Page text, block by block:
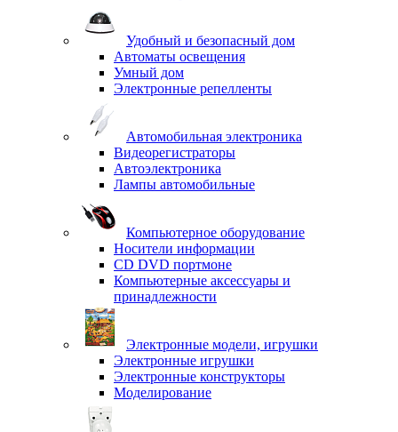
Удобный и безопасный дом
Автоматы освещения
Умный дом
Электронные репелленты
Автомобильная электроника
Видеорегистраторы
Автоэлектроника
Лампы автомобильные
Компьютерное оборудование
Носители информации
CD DVD портмоне
Компьютерные аксессуары и
принадлежности
Электронные модели, игрушки
Электронные игрушки
Электронные конструкторы
Моделирование